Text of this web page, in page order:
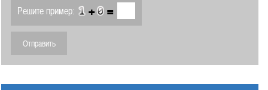
Решите пример: + =